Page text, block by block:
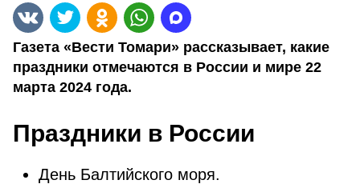
Газета «Вести Томари» рассказывает, какие
праздники отмечаются в России и мире 22
марта 2024 года.
Праздники в России
День Балтийского моря.